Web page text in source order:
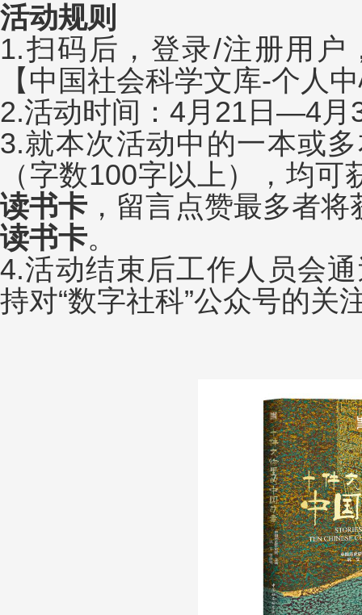
活动规则
1.扫码后，登录/注册用户
【中国社会科学文库-个人
2.活动时间：4月21日—4月
3.就本次活动中的一本或
（字数100字以上），均
读书卡 ，留言点赞最多者
读书卡。
4.活动结束后工作人员会
持对“数字社科”公众号的关